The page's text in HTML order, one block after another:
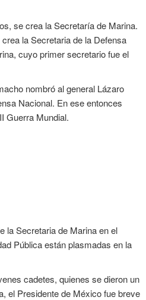
se crea la Secretaría de Marina.
la Secretaria de la Defensa
cuyo primer secretario fue el
nombró al general Lázaro
Nacional. En ese entonces
Guerra Mundial.
la Secretaria de Marina en el
Pública están plasmadas en la
cadetes, quienes se dieron un
el Presidente de México fue breve